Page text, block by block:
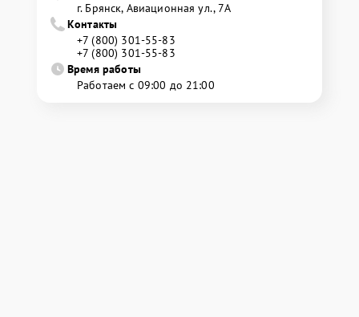
г. Брянск, Авиационная ул., 7А
Контакты
+7 (800) 301-55-83
+7 (800) 301-55-83
Время работы
Работаем с 09:00 до 21:00